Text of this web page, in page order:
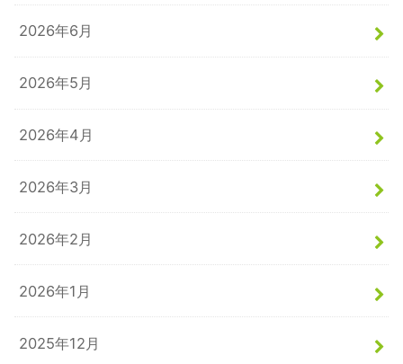
2026年6月
2026年5月
2026年4月
2026年3月
2026年2月
2026年1月
2025年12月